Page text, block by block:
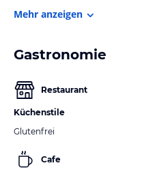
Mehr anzeigen
Gastronomie
Restaurant
Küchenstile
Glutenfrei
Cafe